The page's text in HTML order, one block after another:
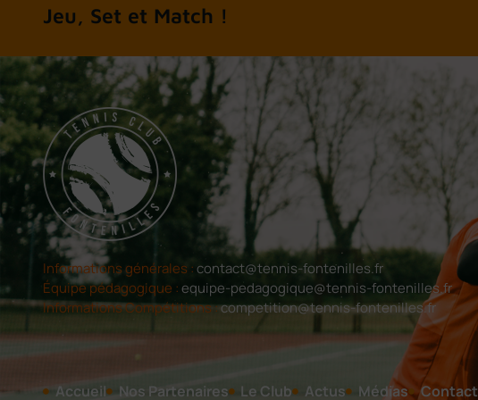
A chacun son tennis
Informations générales :contact@tennis-fontenilles.fr
Équipe pédagogique :equipe-pedagogique@tennis-fontenilles.fr
Informations Compétitions :competition@tennis-fontenilles.fr
Accueil Nos Partenaires Le Club Actus Médias Contact